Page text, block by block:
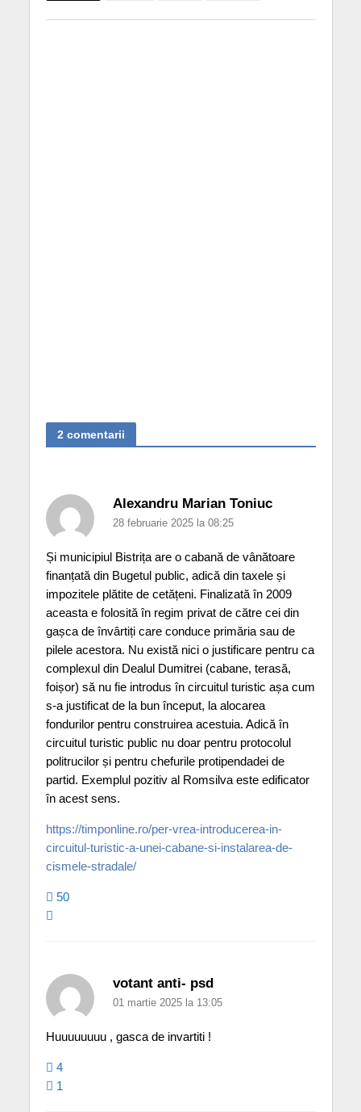
2 comentarii
Alexandru Marian Toniuc
28 februarie 2025 la 08:25
Și municipiul Bistrița are o cabană de vânătoare
finanțată din Bugetul public, adică din taxele și
impozitele plătite de cetățeni. Finalizată în 2009
aceasta e folosită în regim privat de către cei din
gașca de învârtiți care conduce primăria sau de
pilele acestora. Nu există nici o justificare pentru ca
complexul din Dealul Dumitrei (cabane, terasă,
foișor) să nu fie introdus în circuitul turistic așa cum
s-a justificat de la bun început, la alocarea
fondurilor pentru construirea acestuia. Adică în
circuitul turistic public nu doar pentru protocolul
politrucilor și pentru chefurile protipendadei de
partid. Exemplul pozitiv al Romsilva este edificator
în acest sens.
https://timponline.ro/per-vrea-introducerea-in-
circuitul-turistic-a-unei-cabane-si-instalarea-de-
cismele-stradale/
50
votant anti- psd
01 martie 2025 la 13:05
Huuuuuuuu , gasca de invartiti !
4
1